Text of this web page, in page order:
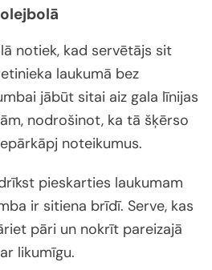
notiek, kad servētājs sit
laukumā bez
jābūt sitai aiz gala līnijas
nodrošinot, ka tā šķērso
noteikumus.
pieskarties laukumam
ir sitiena brīdī. Serve, kas
pāri un nokrīt pareizajā
likumīgu.